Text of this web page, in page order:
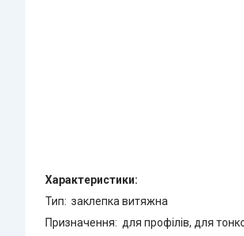
Характеристики:
Тип: заклепка витяжна
Призначення: для профілів, для